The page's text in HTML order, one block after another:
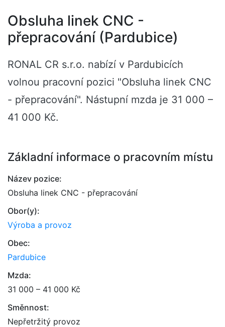
Obsluha linek CNC -
přepracování (Pardubice)
RONAL CR s.r.o. nabízí v Pardubicích
volnou pracovní pozici "Obsluha linek CNC
- přepracování". Nástupní mzda je 31 000 –
41 000 Kč.
Základní informace o pracovním místu
Název pozice:
Obsluha linek CNC - přepracování
Obor(y):
Výroba a provoz
Obec:
Pardubice
Mzda:
31 000 – 41 000 Kč
Směnnost:
Nepřetržitý provoz